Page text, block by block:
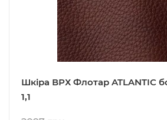
Шкіра ВРХ Флотар ATLANTIC
1,1